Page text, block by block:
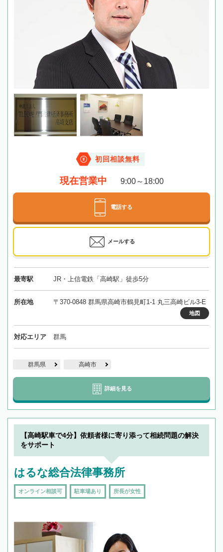
初回相談無料
現在営業中 9:00～18:00
電話する
メールする
最寄駅 JR・上信電鉄「高崎駅」徒歩5分
所在地 〒370-0848 群馬県高崎市鶴見町1-1 丸三高崎ビル3-E
地図
対応エリア 群馬
群馬県 高崎市
詳細を見る
【高崎駅車で4分】依頼者様に寄り添って相続問題の解決
をサポート
はるな総合法律事務所
オンライン相談可 駐車場あり 所長が女性